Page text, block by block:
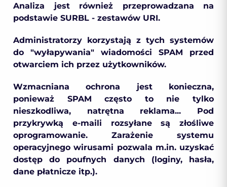
Analiza jest również przeprowadzana na
podstawie SURBL - zestawów URI.
Administratorzy korzystają z tych systemów
do "wyłapywania" wiadomości SPAM przed
otwarciem ich przez użytkowników.
Wzmacniana ochrona jest konieczna,
ponieważ SPAM często to nie tylko
nieszkodliwa, natrętna reklama... Pod
przykrywką e-maili rozsyłane są złośliwe
oprogramowanie. Zarażenie systemu
operacyjnego wirusami pozwala m.in. uzyskać
dostęp do poufnych danych (loginy, hasła,
dane płatnicze itp.).